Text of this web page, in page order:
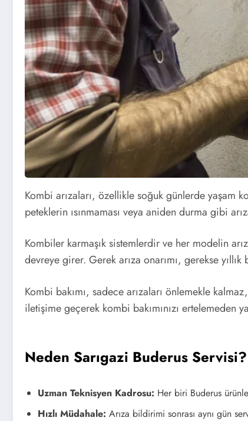
Kombi arızaları, özellikle soğuk günlerde yaşam
peteklerin ısınmaması veya aniden durma gibi
Kombiler karmaşık sistemlerdir ve her modelin
devreye girer. Gerek arıza onarımı, gerekse
Kombi bakımı, sadece arızaları önlemekle
iletişime geçerek kombi bakımınızı ertelemeden
Neden Sarıgazi Buderus Servisi?
Uzman Teknisyen Kadrosu: Her biri Buderus
Hızlı Müdahale: Arıza bildirimi sonrası aynı gün